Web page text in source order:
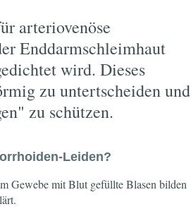
arteriovenöse
Enddarmschleimhaut
wird. Dieses
zu untertscheiden und
zu schützen.
Leiden?
Gewebe mit Blut gefüllte Blasen bilden